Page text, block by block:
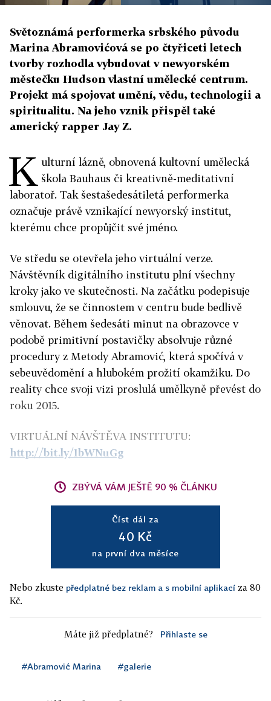
Světoznámá performerka srbského původu
Marina Abramovićová se po čtyřiceti letech
tvorby rozhodla vybudovat v newyorském
městečku Hudson vlastní umělecké centrum.
Projekt má spojovat umění, vědu, technologii a
spiritualitu. Na jeho vznik přispěl také
americký rapper Jay Z.
K ulturní lázně, obnovená kultovní umělecká
škola Bauhaus či kreativně-meditativní
laboratoř. Tak šestašedesátiletá performerka
označuje právě vznikající newyorský institut,
kterému chce propůjčit své jméno.
Ve středu se otevřela jeho virtuální verze.
Návštěvník digitálního institutu plní všechny
kroky jako ve skutečnosti. Na začátku podepisuje
smlouvu, že se činnostem v centru bude bedlivě
věnovat. Během šedesáti minut na obrazovce v
podobě primitivní postavičky absolvuje různé
procedury z Metody Abramović, která spočívá v
sebeuvědomění a hlubokém prožití okamžiku. Do
reality chce svoji vizi proslulá umělkyně převést do
roku 2015.
VIRTUÁLNÍ NÁVŠTĚVA INSTITUTU:
http://bit.ly/1bWNuGg
ZBÝVÁ VÁM JEŠTĚ 90 % ČLÁNKU
Číst dál za
40 Kč
na první dva měsíce
Nebo zkuste předplatné bez reklam a s mobilní aplikací za 80
Kč.
Máte již předplatné? Přihlaste se
#Abramović Marina #galerie